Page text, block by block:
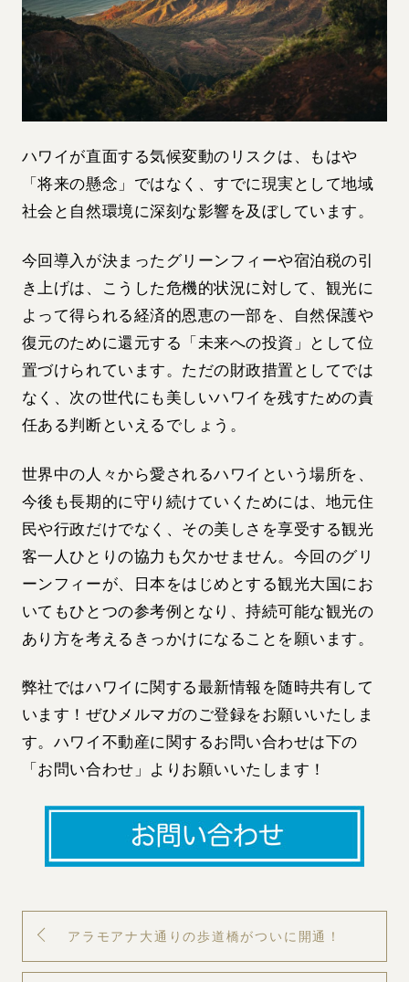
ハワイが直面する気候変動のリスクは、もはや
「将来の懸念」ではなく、すでに現実として地域
社会と自然環境に深刻な影響を及ぼしています。
今回導入が決まったグリーンフィーや宿泊税の引
き上げは、こうした危機的状況に対して、観光に
よって得られる経済的恩恵の一部を、自然保護や
復元のために還元する「未来への投資」として位
置づけられています。ただの財政措置としてでは
なく、次の世代にも美しいハワイを残すための責
任ある判断といえるでしょう。
世界中の人々から愛されるハワイという場所を、
今後も長期的に守り続けていくためには、地元住
民や行政だけでなく、その美しさを享受する観光
客一人ひとりの協力も欠かせません。今回のグリ
ーンフィーが、日本をはじめとする観光大国にお
いてもひとつの参考例となり、持続可能な観光の
あり方を考えるきっかけになることを願います。
弊社ではハワイに関する最新情報を随時共有して
います！ぜひメルマガのご登録をお願いいたしま
す。ハワイ不動産に関するお問い合わせは下の
「お問い合わせ」よりお願いいたします！
アラモアナ大通りの歩道橋がついに開通！